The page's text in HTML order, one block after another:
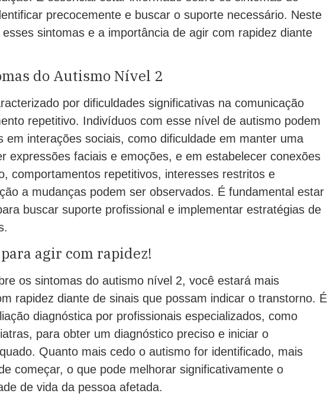
precocemente e buscar o suporte necessário. Neste
sintomas e a importância de agir com rapidez diante
do Autismo Nível 2
por dificuldades significativas na comunicação
repetitivo. Indivíduos com esse nível de autismo podem
em interações sociais, como dificuldade em manter uma
expressões faciais e emoções, e em estabelecer conexões
comportamentos repetitivos, interesses restritos e
a mudanças podem ser observados. É fundamental estar
buscar suporte profissional e implementar estratégias de
agir com rapidez!
os sintomas do autismo nível 2, você estará mais
rapidez diante de sinais que possam indicar o transtorno. É
diagnóstica por profissionais especializados, como
para obter um diagnóstico preciso e iniciar o
Quanto mais cedo o autismo for identificado, mais
começar, o que pode melhorar significativamente o
de vida da pessoa afetada.